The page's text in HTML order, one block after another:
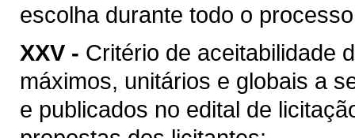
escolha durante todo o
XXV - Critério de aceitabilidade
máximos, unitários e globais a
e publicados no edital de